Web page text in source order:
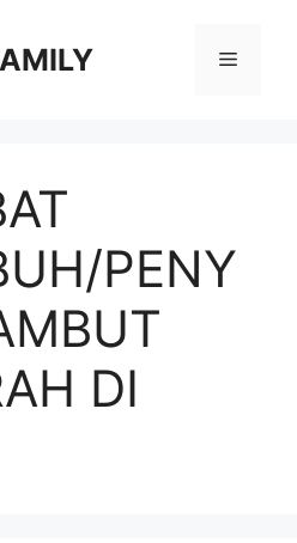
Menu
PENY
DI